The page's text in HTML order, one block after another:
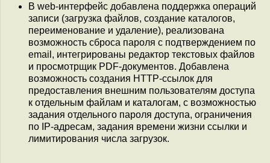
В web-интерфейс добавлена поддержка операций
записи (загрузка файлов, создание каталогов,
переименование и удаление), реализована
возможность сброса пароля с подтверждением по
email, интегрированы редактор текстовых файлов
и просмотрщик PDF-документов. Добавлена
возможность создания HTTP-ссылок для
предоставления внешним пользователям доступа
к отдельным файлам и каталогам, с возможностью
задания отдельного пароля доступа, ограничения
по IP-адресам, задания времени жизни ссылки и
лимитирования числа загрузок.